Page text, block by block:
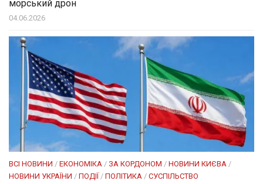
морський дрон
04.06.2026
ВСІ НОВИНИ / ЕКОНОМІКА / ЗА КОРДОНОМ / НОВИНИ КИЄВА /
НОВИНИ УКРАЇНИ / ПОДІЇ / ПОЛІТИКА / СУСПІЛЬСТВО